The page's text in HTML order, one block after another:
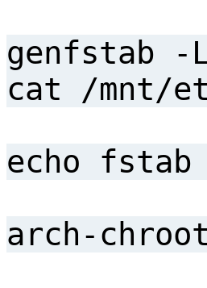
genfstab -
cat /mnt/
echo fstab
arch-